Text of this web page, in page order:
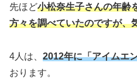
先ほど小松奈生子さんの年齢
方々を調べていたのですが、
4人は、 2012年に「アイムエ
おります。